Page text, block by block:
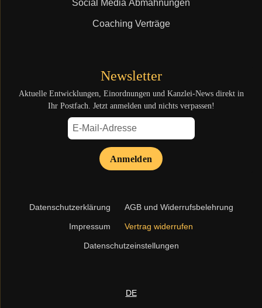
Social Media Abmahnungen
Coaching Verträge
Newsletter
Aktuelle Entwicklungen, Einordnungen und Kanzlei-News direkt in
Ihr Postfach. Jetzt anmelden und nichts verpassen!
Anmelden
Navigation
Datenschutzerklärung AGB und Widerrufsbelehrung
Impressum Vertrag widerrufen
Datenschutzeinstellungen
DE